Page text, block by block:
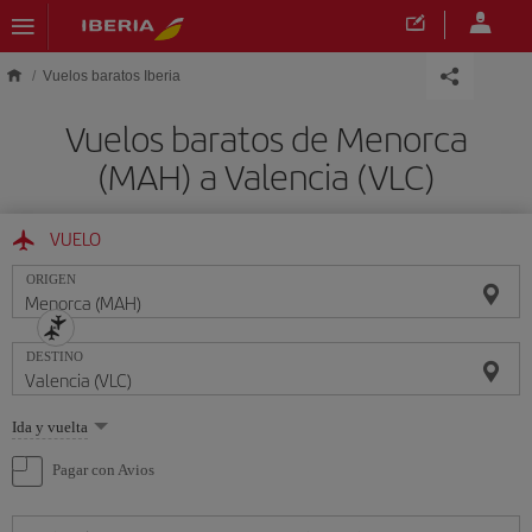
Saltar al contenido principal
Vuelos baratos Iberia
Vuelos baratos de Menorca
(MAH) a Valencia (VLC)
VUELO
ORIGEN
DESTINO
Seleccione
una
opción
Ida y vuelta
Pagar con Avios